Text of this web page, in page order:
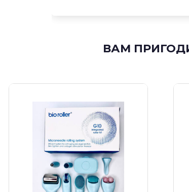
ВАМ